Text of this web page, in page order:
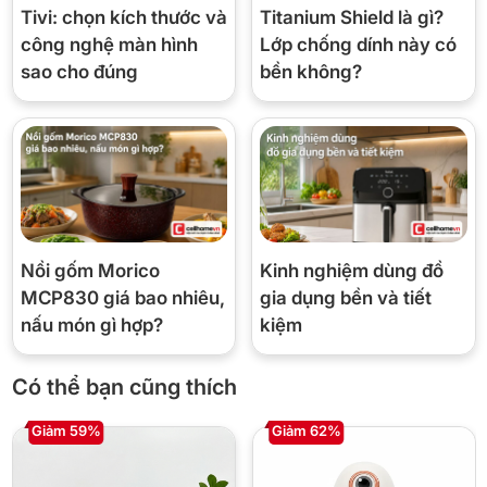
3. 2 tốc độ + nhồi — kiểm soát độ mịn theo
món
Nhấn nhồi (pulse) từng nhịp để xay thô rau củ nấu canh,
giữ tốc độ 2 liên tục cho sinh tố mịn mượt — thao tác đơn
giản, người lớn tuổi dùng được ngay.
Ưu — nhược điểm thực tế
✔ Ưu điểm
Cối 1.25L xay một mẻ cho cả nhà
Kèm cối xay tiêu/đồ khô — 2 cối thay 2 máy
4 lưỡi thép + 2 tốc độ + nhồi, dễ dùng
Tivi: chọn kích thước và
công nghệ màn hình
sao cho đúng
Titanium Shield là gì?
Lớp chống dính này có
bền không?
Nồi gốm Morico
MCP830 giá bao nhiêu,
nấu món gì hợp?
Kinh nghiệm dùng đồ
gia dụng bền và tiết
kiệm
Có thể bạn cũng thích
Giảm 59% Giảm 62%